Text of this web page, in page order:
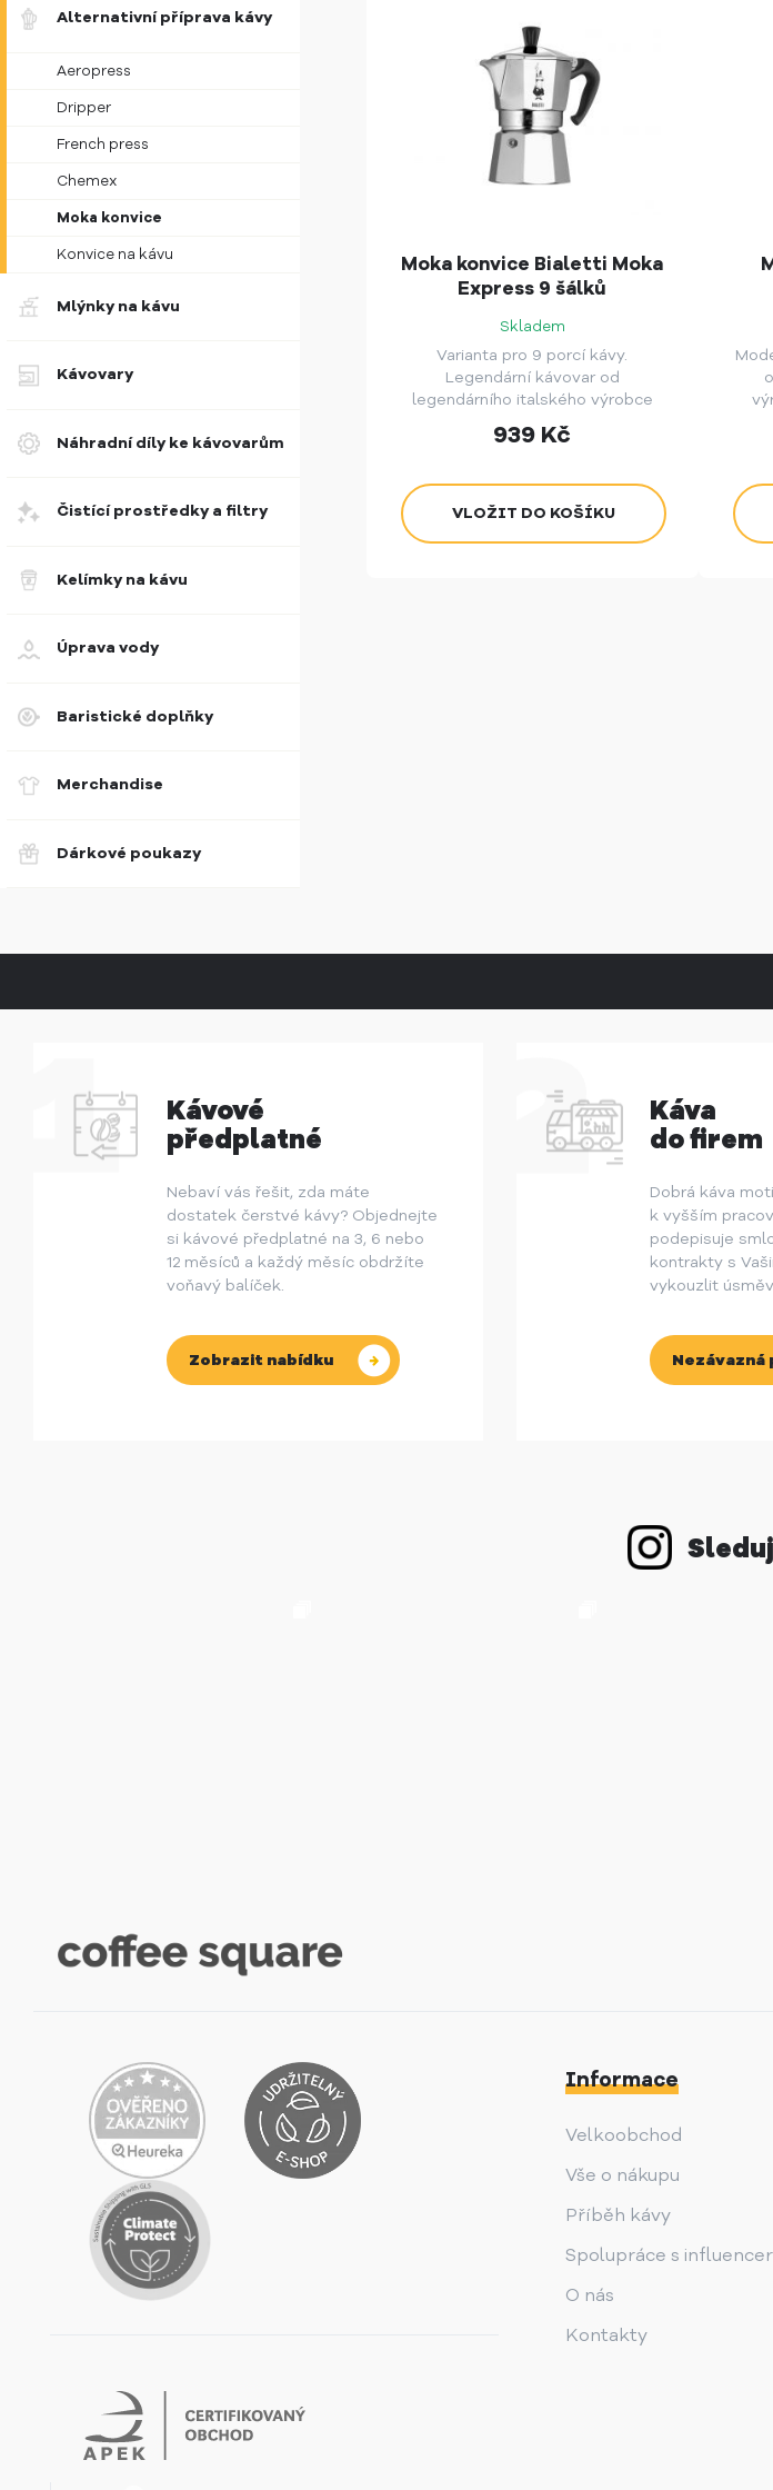
Moka konvice Bialetti Moka
Express 9 šálků
Skladem
Varianta pro 9 porcí kávy.
Legendární kávovar od
legendárního italského výrobce
Bialetti. Přesně takto vypadá
klasická hliníková italská moka
939 Kč
Alternativní příprava kávy
Aeropress
Dripper
French press
Chemex
Moka konvice
Konvice na kávu
Mlýnky na kávu
Kávovary
Náhradní díly ke kávovarům
Čistící prostředky a filtry
Kelímky na kávu
Úprava vody
Baristické doplňky
Merchandise
Dárkové poukazy
Kávové
předplatné
Nebaví vás řešit, zda máte
dostatek čerstvé kávy? Objednejte
si kávové předplatné na 3, 6 nebo
12 měsíců a každý měsíc obdržíte
voňavý balíček.
Zobrazit nabídku
Káva
do firem
Dobrá káva
k vyšším
podepisuje
kontrakty s
vykouzlit
Informace
Velkoobchod
Vše o nákupu
Příběh kávy
Spolupráce s
O nás
Kontakty